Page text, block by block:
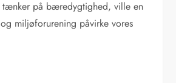
tænker på bæredygtighed, ville en
miljøforurening påvirke vores